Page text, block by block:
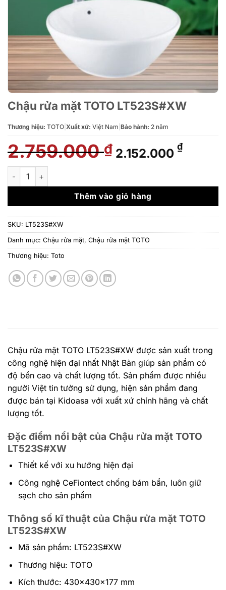
Chậu rửa mặt TOTO LT523S#XW
Thương hiệu: TOTO Xuất xứ: Việt Nam Bảo hành: 2 năm
2.759.000₫ Giá
gốc
2.759.000 ₫.
2.152.000 ₫Giá
là:
Chậu rửa mặt TOTO LT523S#XW số lượng
Thêm vào giỏ hàng
SKU: LT523S#XW
Danh mục: Chậu rửa mặt, Chậu rửa mặt TOTO
Thương hiệu: Toto
Chậu rửa mặt TOTO LT523S#XW được sản xuất trong
công nghệ hiện đại nhất Nhật Bản giúp sản phẩm có
độ bền cao và chất lượng tốt. Sản phẩm được nhiều
người Việt tin tưởng sử dụng, hiện sản phẩm đang
được bán tại Kidoasa với xuất xứ chính hãng và chất
lượng tốt.
Đặc điểm nổi bật của Chậu rửa mặt TOTO
LT523S#XW
Thiết kế với xu hướng hiện đại
Công nghệ CeFiontect chống bám bẩn, luôn giữ
sạch cho sản phẩm
Thông số kĩ thuật của Chậu rửa mặt TOTO
LT523S#XW
Mã sản phẩm: LT523S#XW
Thương hiệu: TOTO
Kích thước: 430x430x177 mm